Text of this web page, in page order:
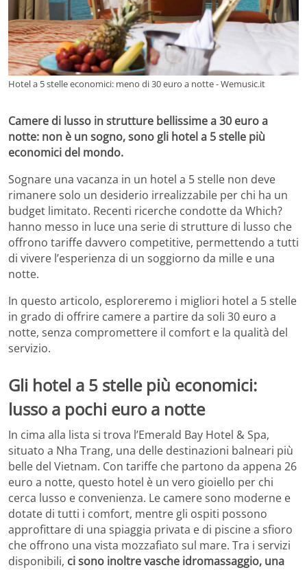
Hotel a 5 stelle economici: meno di 30 euro a notte - Wemusic.it
Camere di lusso in strutture bellissime a 30 euro a
notte: non è un sogno, sono gli hotel a 5 stelle più
economici del mondo.
Sognare una vacanza in un hotel a 5 stelle non deve
rimanere solo un desiderio irrealizzabile per chi ha un
budget limitato. Recenti ricerche condotte da Which?
hanno messo in luce una serie di strutture di lusso che
offrono tariffe davvero competitive, permettendo a tutti
di vivere l’esperienza di un soggiorno da mille e una
notte.
In questo articolo, esploreremo i migliori hotel a 5 stelle
in grado di offrire camere a partire da soli 30 euro a
notte, senza compromettere il comfort e la qualità del
servizio.
Gli hotel a 5 stelle più economici:
lusso a pochi euro a notte
In cima alla lista si trova l’Emerald Bay Hotel & Spa,
situato a Nha Trang, una delle destinazioni balneari più
belle del Vietnam. Con tariffe che partono da appena 26
euro a notte, questo hotel è un vero gioiello per chi
cerca lusso e convenienza. Le camere sono moderne e
dotate di tutti i comfort, mentre gli ospiti possono
approfittare di una spiaggia privata e di piscine a sfioro
che offrono una vista mozzafiato sul mare. Tra i servizi
disponibili, ci sono inoltre vasche idromassaggio, una